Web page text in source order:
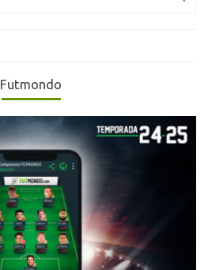
Futmondo